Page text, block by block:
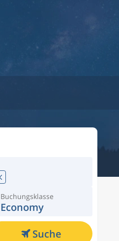
Buchungsklasse
Economy
Suche